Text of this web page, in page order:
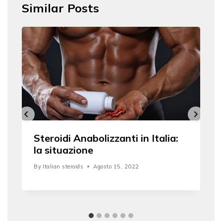
Similar Posts
Steroidi Anabolizzanti in Italia:
la situazione
By Italian steroids Agosto 15, 2022